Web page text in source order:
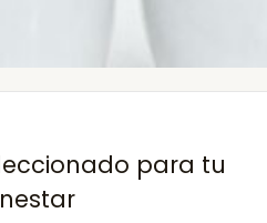
para tu